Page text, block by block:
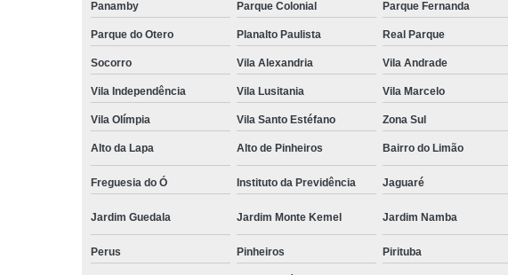
Panamby Parque Colonial Parque Fernanda
Parque do Otero Planalto Paulista Real Parque
Socorro Vila Alexandria Vila Andrade
Vila Independência Vila Lusitania Vila Marcelo
Vila Olímpia Vila Santo Estéfano Zona Sul
Alto da Lapa Alto de Pinheiros Bairro do Limão
Freguesia do Ó Instituto da Previdência Jaguaré
Jardim Guedala Jardim Monte Kemel Jardim Namba
Perus Pinheiros Pirituba